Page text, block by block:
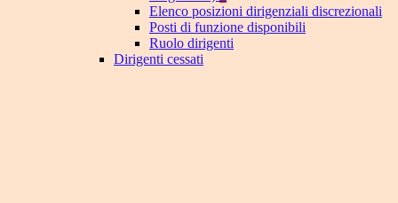
Elenco posizioni dirigenziali discrezionali
Posti di funzione disponibili
Ruolo dirigenti
Dirigenti cessati